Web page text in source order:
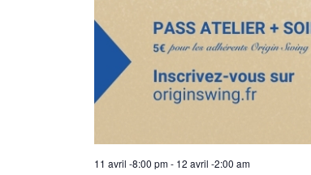
11 avril -8:00 pm- 12 avril -2:00 am